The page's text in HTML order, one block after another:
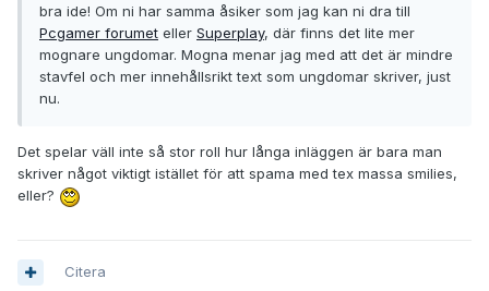
bra ide! Om ni har samma åsiker som jag kan ni dra till
Pcgamer forumet eller Superplay, där finns det lite mer
mognare ungdomar. Mogna menar jag med att det är mindre
stavfel och mer innehållsrikt text som ungdomar skriver, just
nu.
Det spelar väll inte så stor roll hur långa inläggen är bara man
skriver något viktigt istället för att spama med tex massa smilies,
eller?
Citera